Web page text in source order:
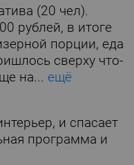
(20 чел).
рублей, в итоге
порции, еда
сверху что-
на... ещё
и спасает
программа и